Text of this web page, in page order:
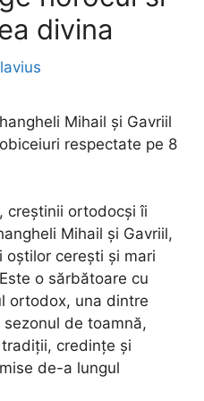
divina
Mihail și Gavriil
respectate pe 8
creștinii ortodocși îi
Mihail și Gavriil,
oștilor cerești și mari
o sărbătoare cu
ortodox, una dintre
de toamnă,
credințe și
de-a lungul